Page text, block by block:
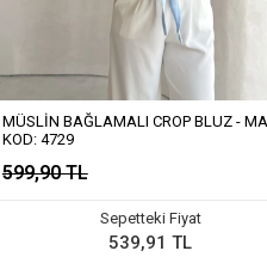
MÜSLIN BAĞLAMALI CROP BLUZ -
KOD: 4729
599,90 TL
Sepetteki Fiyat
539,91 TL